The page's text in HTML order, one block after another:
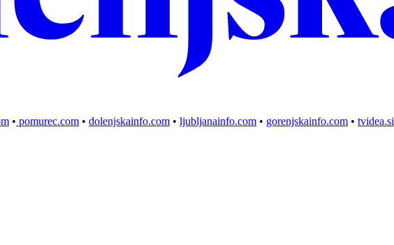
• pomurec.com • dolenjskainfo.com • ljubljanainfo.com • gorenjskainfo.com • tvidea.si